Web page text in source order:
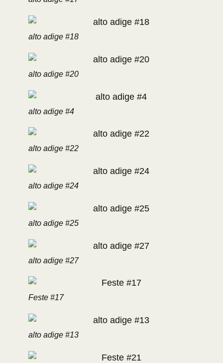
alto adige #18
alto adige #20
alto adige #4
alto adige #22
alto adige #24
alto adige #25
alto adige #27
Feste #17
alto adige #13